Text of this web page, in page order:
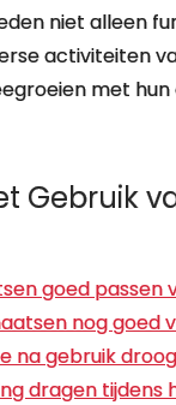
niet alleen
activiteiten
met
Gebruik
goed passen
nog goed
na gebruik
dragen